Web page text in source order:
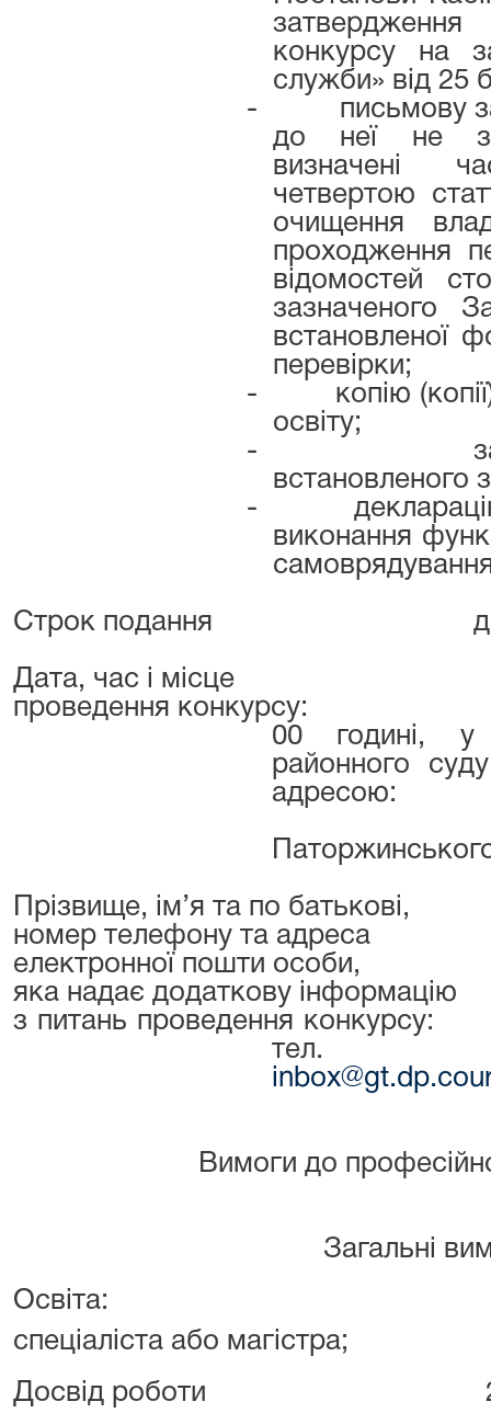
конкурсу на
служби» від 25
-
письмову
до неї не
визначені
четвертою
очищення
проходження
відомостей
зазначеного
встановленої
перевірки;
-
копію
освіту;
-
встановленого
-
виконання
Строк подання
Дата, час і місце
проведення конкурсу:
00 годині, у
районного
адресою:
Прізвище, ім’я та по батькові,
номер телефону та адреса
електронної пошти особи,
яка надає додаткову інформацію
з питань проведення конкурсу:
тел.
inbox@gt.dp.
Вимоги до
Загальні
Освіта:
спеціаліста або магістра;
Досвід роботи